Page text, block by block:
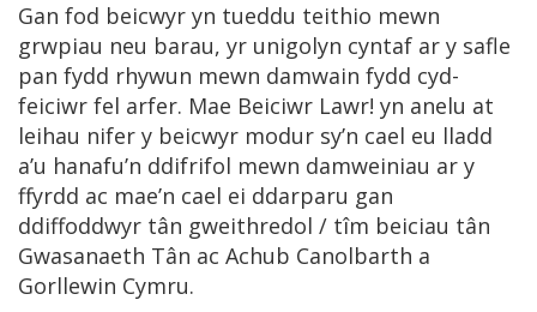
Gan fod beicwyr yn tueddu teithio mewn
grwpiau neu barau, yr unigolyn cyntaf ar y safle
pan fydd rhywun mewn damwain fydd cyd-
feiciwr fel arfer. Mae Beiciwr Lawr! yn anelu at
leihau nifer y beicwyr modur sy’n cael eu lladd
a’u hanafu’n ddifrifol mewn damweiniau ar y
ffyrdd ac mae’n cael ei ddarparu gan
ddiffoddwyr tân gweithredol / tîm beiciau tân
Gwasanaeth Tân ac Achub Canolbarth a
Gorllewin Cymru.